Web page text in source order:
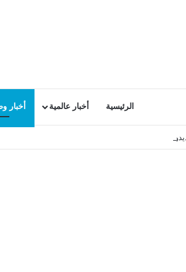
الرئيسية أخبار عالمية أخبار
التركية تغني للحب والحياة في أول عروضها